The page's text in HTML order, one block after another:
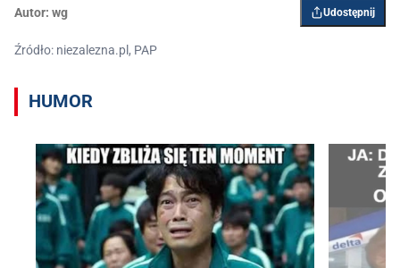
Autor: wg Udostępnij
Źródło: niezalezna.pl, PAP
HUMOR